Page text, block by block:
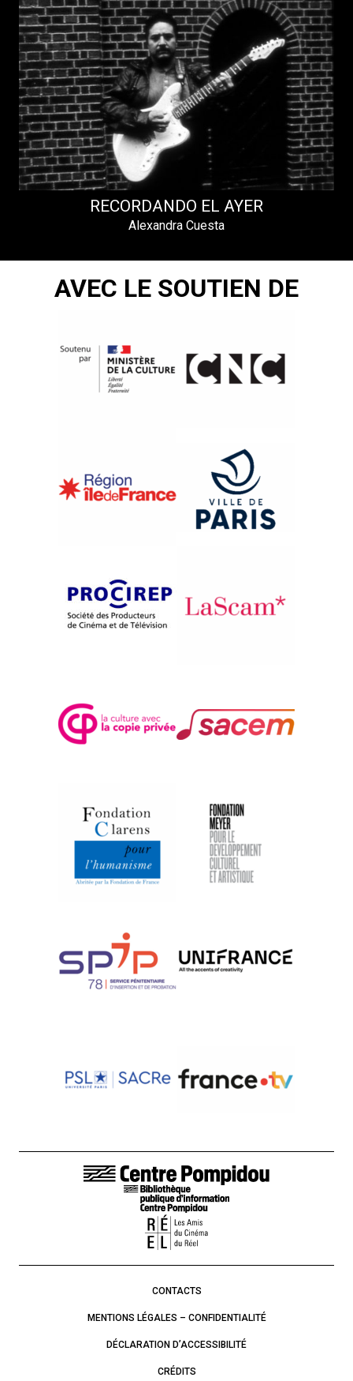
RECORDANDO EL AYER
Alexandra Cuesta
AVEC LE SOUTIEN DE
LIENS DE BAS DE PAGE
CONTACTS
MENTIONS LÉGALES – CONFIDENTIALITÉ
DÉCLARATION D’ACCESSIBILITÉ
CRÉDITS